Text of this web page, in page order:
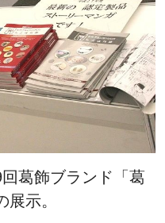
葛飾ブランド「葛
示。